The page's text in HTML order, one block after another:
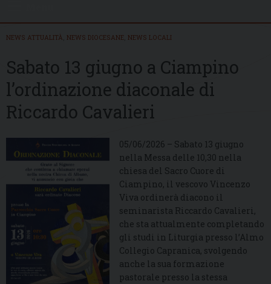
NEWS ATTUALITÀ NEWS DIOCESANE NEWS LOCALI
Sabato 13 giugno a Ciampino
l’ordinazione diaconale di
Riccardo Cavalieri
05/06/2026 – Sabato 13 giugno
nella Messa delle 10,30 nella
chiesa del Sacro Cuore di
Ciampino, il vescovo Vincenzo
Viva ordinerà diacono il
seminarista Riccardo Cavalieri,
che sta attualmente completando
gli studi in Liturgia presso l’Almo
Collegio Capranica, svolgendo
anche la sua formazione
pastorale presso la stessa